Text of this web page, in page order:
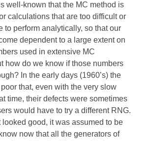
well-known that the MC method is
calculations that are too difficult or
to perform analytically, so that our
dependent to a large extent on
used in extensive MC
how do we know if those numbers
In the early days (1960’s) the
poor that, even with the very slow
time, their defects were sometimes
would have to try a different RNG.
looked good, it was assumed to be
now that all the generators of